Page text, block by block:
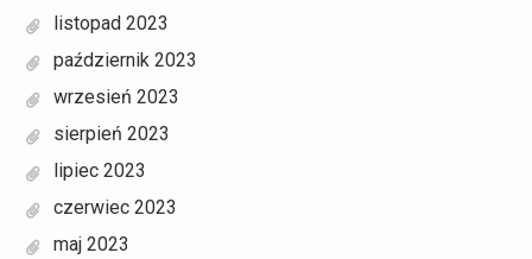
listopad 2023
październik 2023
wrzesień 2023
sierpień 2023
lipiec 2023
czerwiec 2023
maj 2023